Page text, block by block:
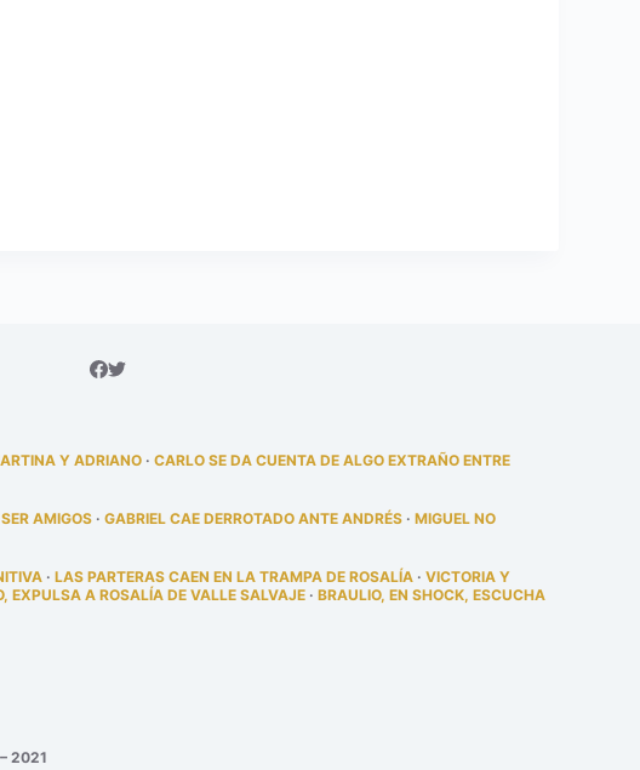
Y ADRIANO ·CARLO SE DA CUENTA DE ALGO EXTRAÑO ENTRE
AMIGOS ·GABRIEL CAE DERROTADO ANTE ANDRÉS ·MIGUEL NO
·LAS PARTERAS CAEN EN LA TRAMPA DE ROSALÍA ·VICTORIA Y
EXPULSA A ROSALÍA DE VALLE SALVAJE ·BRAULIO, EN SHOCK, ESCUCHA
2021